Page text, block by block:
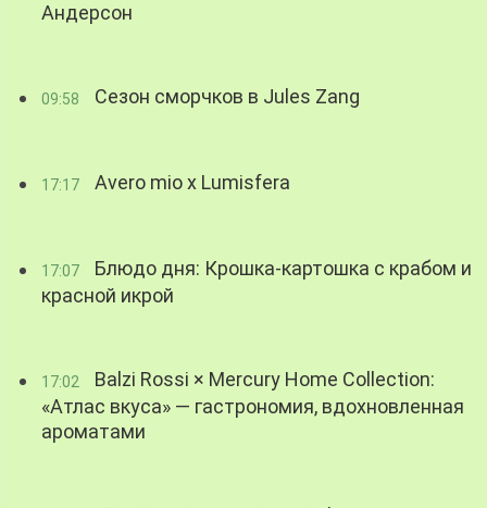
Андерсон
09:58 Сезон сморчков в Jules Zang
17:17 Avero mio x Lumisfera
17:07
Блюдо дня: Крошка-картошка с крабом и
красной икрой
17:02
Balzi Rossi × Mercury Home Collection:
«Атлас вкуса» — гастрономия, вдохновленная
ароматами